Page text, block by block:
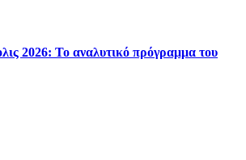
2026: Το αναλυτικό πρόγραμμα του